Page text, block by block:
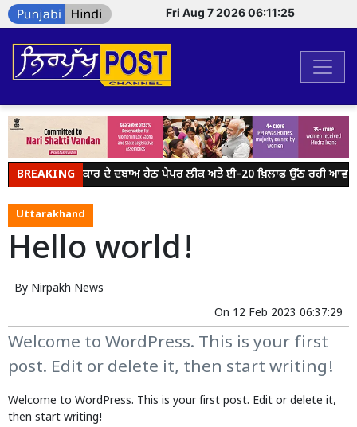
Fri Aug 7 2026 06:11:25
BREAKING
ਮੋਦੀ ਸਰਕਾਰ ਦੇ ਦਬਾਅ ਹੇਠ ਪੇਪਰ ਲੀਕ ਅਤੇ ਈ-20 ਖ਼ਿਲਾਫ਼ ਉੱਠ ਰਹੀ ਆਵਾਜ਼
Uttarakhand
Hello world!
By Nirpakh News
On 12 Feb 2023 06:37:29
Welcome to WordPress. This is your first
post. Edit or delete it, then start writing!
Welcome to WordPress. This is your first post. Edit or delete it,
then start writing!